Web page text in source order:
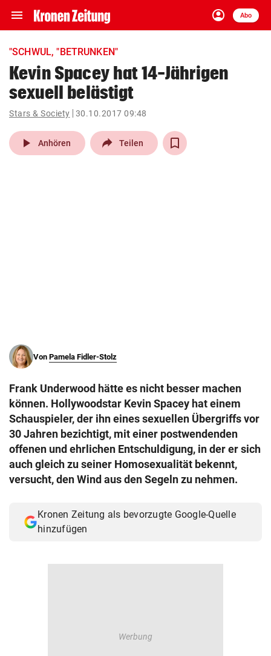
menu Navigation
ein-/ausklappen
account_circle
Anmelden
Abo
close Schließen
account_circle Anmelden
pin_drop
Wien arrow_right
"SCHWUL, "BETRUNKEN"
Kevin Spacey hat 14-Jährigen
sexuell belästigt
Stars & Society 30.10.2017 09:48
play_arrow Anhören Teilen
Von Pamela Fidler-Stolz
Frank Underwood hätte es nicht besser machen
können. Hollywoodstar Kevin Spacey hat einem
Schauspieler, der ihn eines sexuellen Übergriffs vor
30 Jahren bezichtigt, mit einer postwendenden
offenen und ehrlichen Entschuldigung, in der er sich
auch gleich zu seiner Homosexualität bekennt,
versucht, den Wind aus den Segeln zu nehmen.
Kronen Zeitung als bevorzugte Google-Quelle
hinzufügen